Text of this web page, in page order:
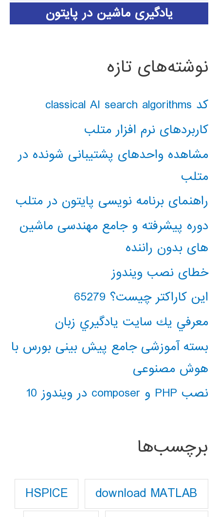
یادگیری ماشین در پایتون
نوشته‌های تازه
کد classical AI search algorithms
کاربردهای نرم افزار متلب
مشاهده واحدهای پشتیبانی شونده در
متلب
راهنمای برنامه نویسی پایتون در متلب
دوره پیشرفته و جامع مهندسی ماشین
های بدون راننده
خطای نصب ویندوز
این کاراکتر چیست؟ 65279
معرفي يك سايت يادگيري زبان
بسته آموزشی جامع پیش بینی بورس با
هوش مصنوعی
نصب PHP و composer در ویندوز 10
برچسب‌ها
download MATLAB
HSPICE